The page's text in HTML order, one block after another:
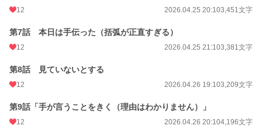
初回公開日時
初回完結日時 2026.05.08 22:05
週間ポイント
月間ポイント 91 pt (67,482 位)
年間ポイント
12 2026.04.25 20:103,451文字
第7話 本日は手伝った（括弧が正直すぎる）
12 2026.04.25 21:103,381文字
第8話 見ていないとする
12 2026.04.26 19:103,209文字
第9話「手が言うことをきく（理由はわかりません）」
12 2026.04.26 20:104,196文字